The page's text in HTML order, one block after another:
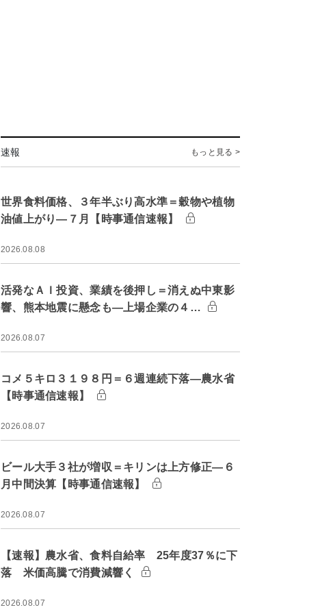
速報 もっと見る >
世界食料価格、３年半ぶり高水準＝穀物や植物
油値上がり―７月【時事通信速報】
2026.08.08
活発なＡＩ投資、業績を後押し＝消えぬ中東影
響、熊本地震に懸念も―上場企業の４…
2026.08.07
コメ５キロ３１９８円＝６週連続下落―農水省
【時事通信速報】
2026.08.07
ビール大手３社が増収＝キリンは上方修正―６
月中間決算【時事通信速報】
2026.08.07
【速報】農水省、食料自給率 25年度37％に下
落 米価高騰で消費減響く
2026.08.07